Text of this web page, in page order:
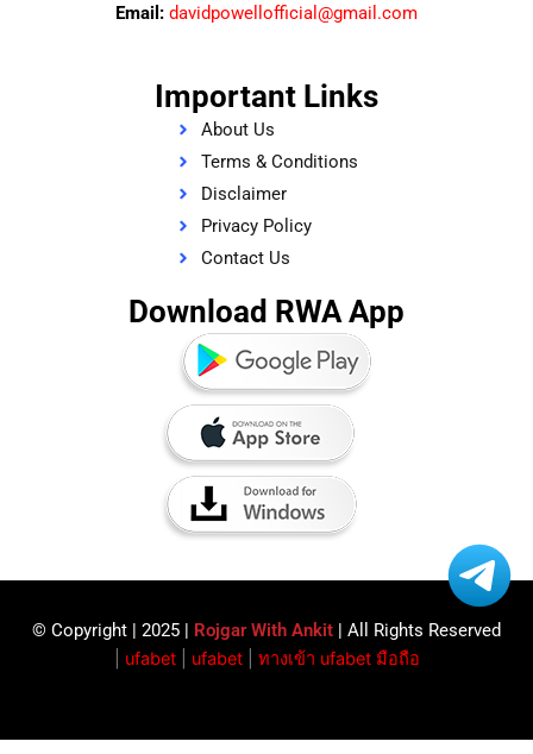
Email: davidpowellofficial@gmail.com
Important Links
About Us
Terms & Conditions
Disclaimer
Privacy Policy
Contact Us
Download RWA App
© Copyright | 2025 | Rojgar With Ankit | All Rights Reserved​
ufabet| ufabet| ทางเข้า ufabet มือถือ